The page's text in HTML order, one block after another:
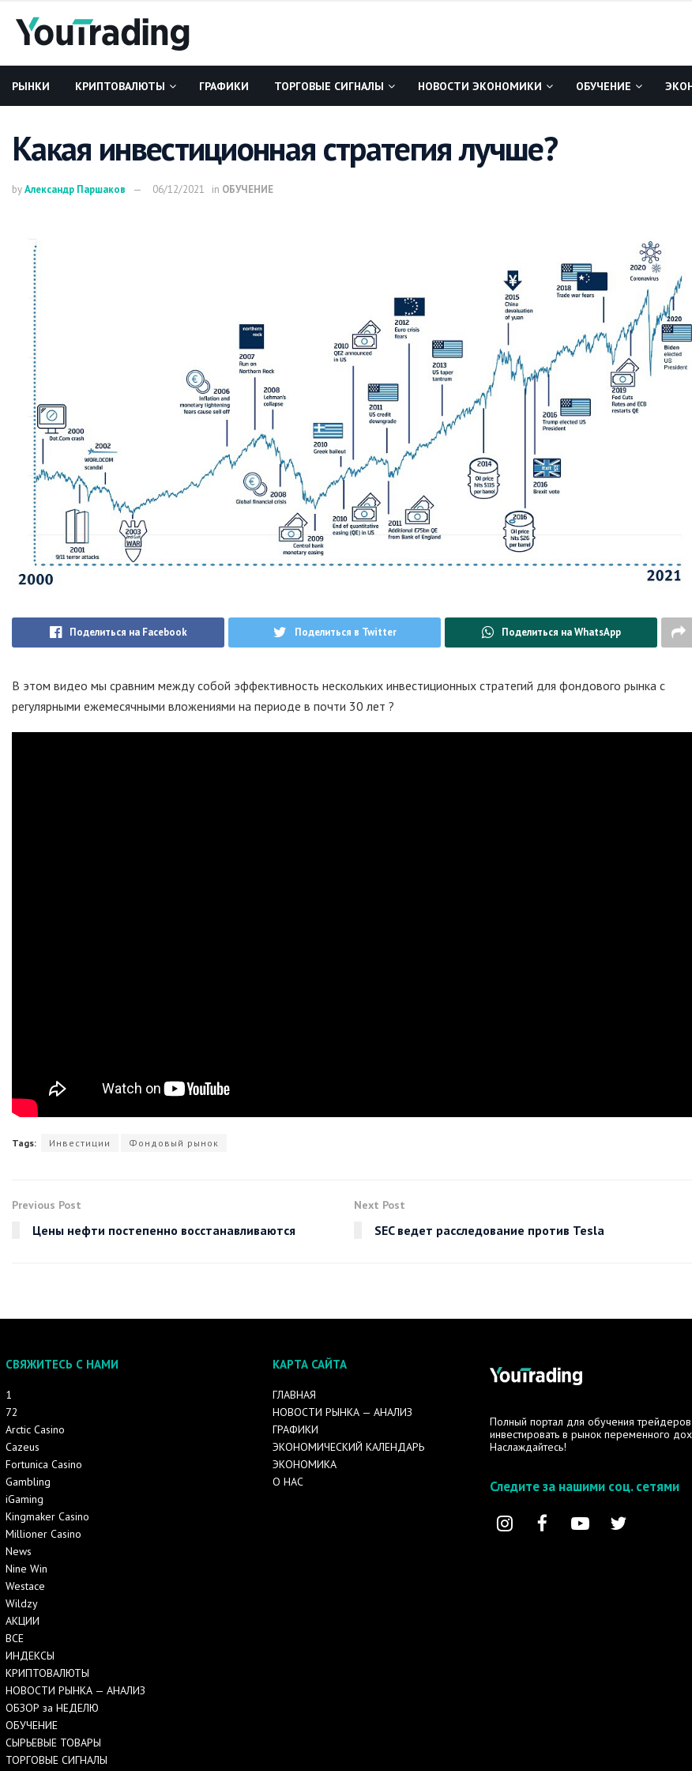
РЫНКИ КРИПТОВАЛЮТЫ ГРАФИКИ ТОРГОВЫЕ СИГНАЛЫ НОВОСТИ ЭКОНОМИКИ ОБУЧЕНИЕ
Какая инвестиционная стратегия лучше?
byАлександр Паршаков 06/12/2021 in ОБУЧЕНИЕ
Поделиться на Facebook Поделиться в Twitter Поделиться на WhatsApp
В этом видео мы сравним между собой эффективность нескольких инвестиционных стратегий для фондового рынка с
регулярными ежемесячными вложениями на периоде в почти 30 лет ?
Tags: Инвестиции Фондовый рынок
Previous Post
Цены нефти постепенно восстанавливаются
Next Post
SEC ведет расследование против Tesla
СВЯЖИТЕСЬ С НАМИ
1
72
Arctic Casino
Cazeus
Fortunica Casino
Gambling
iGaming
Kingmaker Casino
Millioner Casino
News
Nine Win
Westace
Wildzy
АКЦИИ
ВСЕ
ИНДЕКСЫ
КРИПТОВАЛЮТЫ
НОВОСТИ РЫНКА — АНАЛИЗ
ОБЗОР за НЕДЕЛЮ
ОБУЧЕНИЕ
СЫРЬЕВЫЕ ТОВАРЫ
ТОРГОВЫЕ СИГНАЛЫ
КАРТА САЙТА
ГЛАВНАЯ
НОВОСТИ РЫНКА — АНАЛИЗ
ГРАФИКИ
ЭКОНОМИЧЕСКИЙ КАЛЕНДАРЬ
ЭКОНОМИКА
О НАС
Полный портал для обучения
инвестировать в рынок переменного
Наслаждайтесь!
Следите за нашими соц. сетями